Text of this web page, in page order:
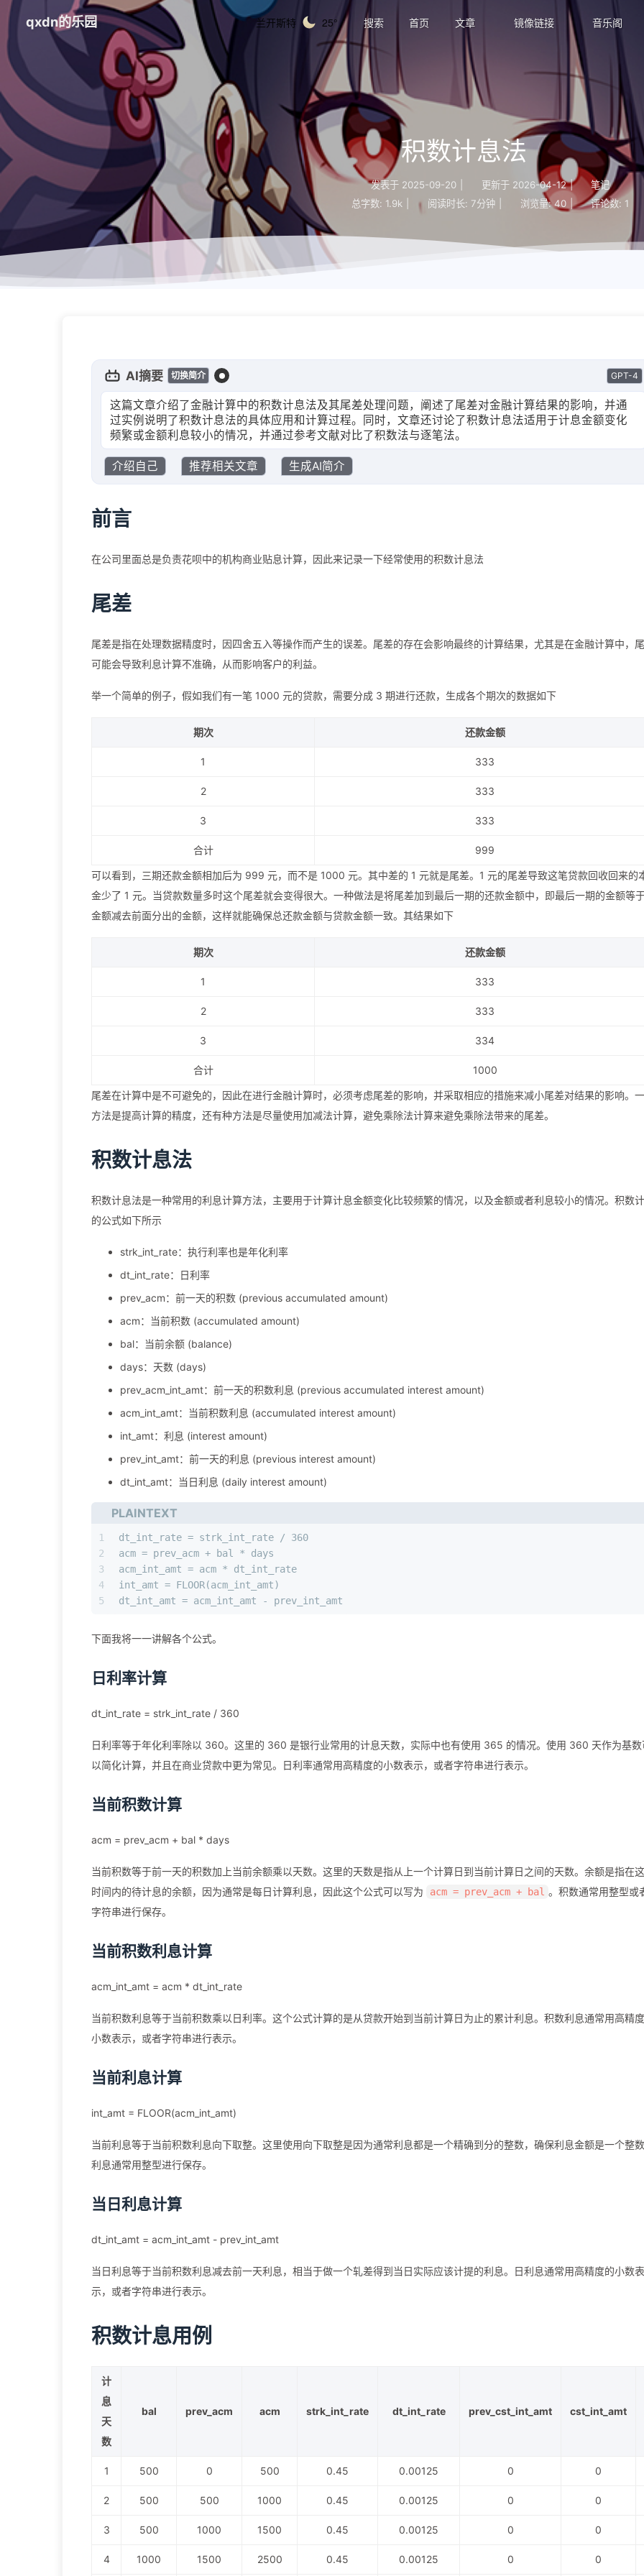
qxdn的乐园 兰开斯特 25° 搜索 首页 文章 镜像链接 音乐阁
积数计息法
发表于 2025-09-20 更新于 2026-04-12 |
笔记
总字数: 1.9k 阅读时长: 7分钟 浏览量: 40 评论数: 1
AI摘要 切换简介 GPT-4
这篇文章介绍了金融计算中的积数计息法及其尾差处理问题，阐述了尾差对金融计算结果的影响，并通
过实例说明了积数计息法的具体应用和计算过程。同时，文章还讨论了积数计息法适用于计息金额变化
频繁或金额利息较小的情况，并通过参考文献对比了积数法与逐笔法。
介绍自己 推荐相关文章 生成AI简介
前言
在公司里面总是负责花呗中的机构商业贴息计算，因此来记录一下经常使用的积数计息法
尾差
尾差是指在处理数据精度时，因四舍五入等操作而产生的误差。尾差的存在会影响最终的计算结果，尤其是在金融计算中，
可能会导致利息计算不准确，从而影响客户的利益。
举一个简单的例子，假如我们有一笔 1000 元的贷款，需要分成 3 期进行还款，生成各个期次的数据如下
期次 还款金额
1 333
2 333
3 333
合计 999
可以看到，三期还款金额相加后为 999 元，而不是 1000 元。其中差的 1 元就是尾差。1 元的尾差导致这笔贷款回收回来的
金少了 1 元。当贷款数量多时这个尾差就会变得很大。一种做法是将尾差加到最后一期的还款金额中，即最后一期的金额等
金额减去前面分出的金额，这样就能确保总还款金额与贷款金额一致。其结果如下
期次 还款金额
1 333
2 333
3 334
合计 1000
尾差在计算中是不可避免的，因此在进行金融计算时，必须考虑尾差的影响，并采取相应的措施来减小尾差对结果的影响。
方法是提高计算的精度，还有种方法是尽量使用加减法计算，避免乘除法计算来避免乘除法带来的尾差。
积数计息法
积数计息法是一种常用的利息计算方法，主要用于计算计息金额变化比较频繁的情况，以及金额或者利息较小的情况。积数
的公式如下所示
strk_int_rate：执行利率也是年化利率
dt_int_rate：日利率
prev_acm：前一天的积数 (previous accumulated amount)
acm：当前积数 (accumulated amount)
bal：当前余额 (balance)
days：天数 (days)
prev_acm_int_amt：前一天的积数利息 (previous accumulated interest amount)
acm_int_amt：当前积数利息 (accumulated interest amount)
int_amt：利息 (interest amount)
prev_int_amt：前一天的利息 (previous interest amount)
dt_int_amt：当日利息 (daily interest amount)
PLAINTEXT
1
2
3
4
5
dt_int_rate = strk_int_rate / 360
acm = prev_acm + bal * days
acm_int_amt = acm * dt_int_rate
int_amt = FLOOR(acm_int_amt)
dt_int_amt = acm_int_amt - prev_int_amt
下面我将一一讲解各个公式。
日利率计算
dt_int_rate = strk_int_rate / 360
日利率等于年化利率除以 360。这里的 360 是银行业常用的计息天数，实际中也有使用 365 的情况。使用 360 天作为基数
以简化计算，并且在商业贷款中更为常见。日利率通常用高精度的小数表示，或者字符串进行表示。
当前积数计算
acm = prev_acm + bal * days
当前积数等于前一天的积数加上当前余额乘以天数。这里的天数是指从上一个计算日到当前计算日之间的天数。余额是指在
时间内的待计息的余额，因为通常是每日计算利息，因此这个公式可以写为
acm = prev_acm + bal 。积数通常用整型或
字符串进行保存。
当前积数利息计算
acm_int_amt = acm * dt_int_rate
当前积数利息等于当前积数乘以日利率。这个公式计算的是从贷款开始到当前计算日为止的累计利息。积数利息通常用高精
小数表示，或者字符串进行表示。
当前利息计算
int_amt = FLOOR(acm_int_amt)
当前利息等于当前积数利息向下取整。这里使用向下取整是因为通常利息都是一个精确到分的整数，确保利息金额是一个整
利息通常用整型进行保存。
当日利息计算
dt_int_amt = acm_int_amt - prev_int_amt
当日利息等于当前积数利息减去前一天利息，相当于做一个轧差得到当日实际应该计提的利息。日利息通常用高精度的小数表
示，或者字符串进行表示。
积数计息用例
计
息
天
数
bal prev_acm acm strk_int_rate dt_int_rate prev_cst_int_amt cst_int_amt
1 500 0 500 0.45 0.00125 0 0
2 500 500 1000 0.45 0.00125 0 0
3 500 1000 1500 0.45 0.00125 0 0
4 1000 1500 2500 0.45 0.00125 0 0